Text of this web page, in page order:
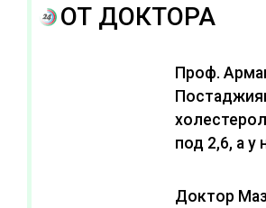
ОТ ДОКТОРА
Проф.
под 2,6, а у
се живее с
Доктор